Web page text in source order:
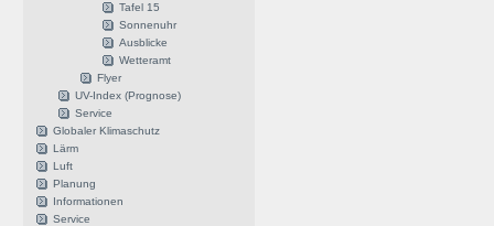
Tafel 15
Sonnenuhr
Ausblicke
Wetteramt
Flyer
UV-Index (Prognose)
Service
Globaler Klimaschutz
Lärm
Luft
Planung
Informationen
Service